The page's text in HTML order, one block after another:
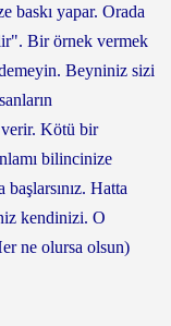
baskı yapar. Orada
Bir örnek vermek
Beyniniz sizi
verir. Kötü bir
bilincinize
başlarsınız. Hatta
kendinizi. O
ne olursa olsun)